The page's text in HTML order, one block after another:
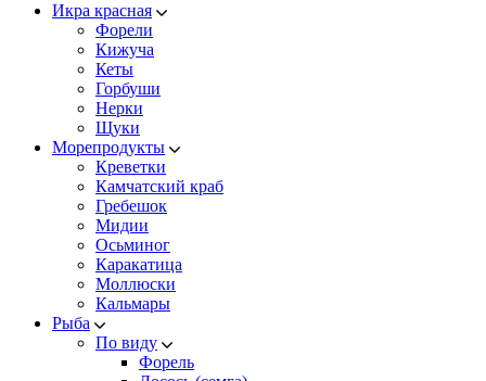
Икра красная
Форели
Кижуча
Кеты
Горбуши
Нерки
Щуки
Морепродукты
Креветки
Камчатский краб
Гребешок
Мидии
Осьминог
Каракатица
Моллюски
Кальмары
Рыба
По виду
Форель